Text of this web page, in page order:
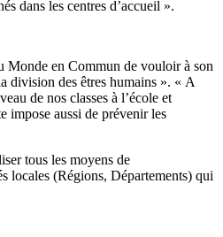
dans les centres d’accueil ».
Monde en Commun de vouloir à son
division des êtres humains ». « A
de nos classes à l’école et
impose aussi de prévenir les
tous les moyens de
locales (Régions, Départements) qui